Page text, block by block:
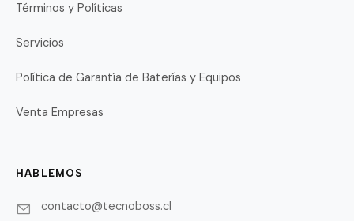
Términos y Políticas
Servicios
Política de Garantía de Baterías y Equipos
Venta Empresas
HABLEMOS
contacto@tecnoboss.cl